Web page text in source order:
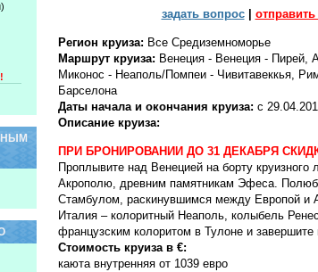
задать вопрос| отправить
Регион круиза: Все Средиземноморье
Маршрут круиза: Венеция - Венеция -
Миконос - Неаполь/Помпеи - Чивитавеккья,
Барселона
Даты начала и окончания круиза: с
Описание круиза:
ПРИ БРОНИРОВАНИИ ДО 31 ДЕКАБРЯ
Проплывите над Венецией на борту круизного
Акрополю, древним памятникам Эфеса.
Стамбулом, раскинувшимся между Европой и
Италия – колоритный Неаполь, колыбель
французским колоритом в Тулоне и завершите
Стоимость круиза в €:
каюта внутренняя от 1039 евро